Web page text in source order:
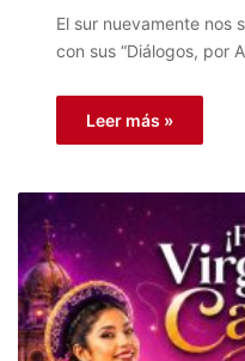
El sur nuevamente nos
con sus “Diálogos, por
Leer más »